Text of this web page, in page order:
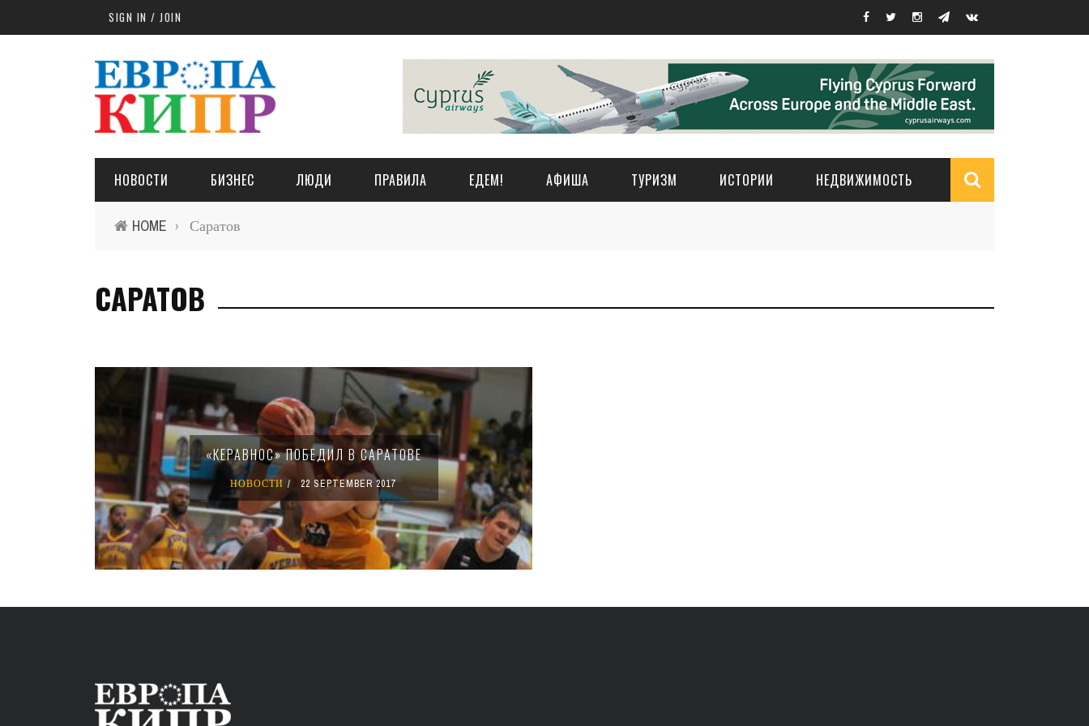
Skip to main contentSIGN IN / JOIN
НОВОСТИ БИЗНЕС ЛЮДИ ПРАВИЛА ЕДЕМ! АФИША ТУРИЗМ ИСТОРИИ НЕДВИЖИМОСТЬ
HOME › Саратов
САРАТОВ
«КЕРАВНОС» ПОБЕДИЛ В САРАТОВЕ
НОВОСТИ 22 SEPTEMBER 2017